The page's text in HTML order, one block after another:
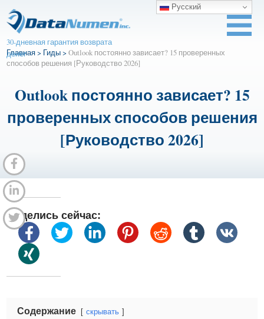
30-дневная гарантия возврата
денег
Главная> Гиды>Outlook постоянно зависает? 15 проверенных
способов решения [Руководство 2026]
Outlook постоянно зависает? 15
проверенных способов решения
[Руководство 2026]
Поделись сейчас:
Содержание скрывать
Русский